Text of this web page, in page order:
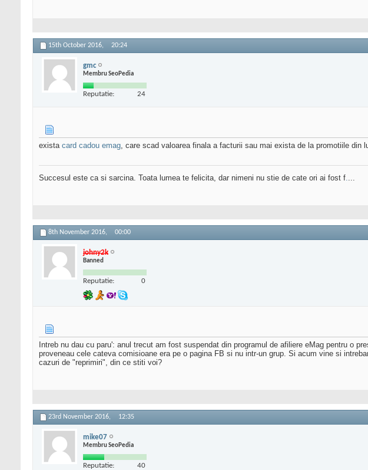
15th October 2016, 20:24
gmc
Membru SeoPedia
Reputatie: 24
exista card cadou emag, care scad valoarea finala a facturii sau mai exista de la promotiile din
Succesul este ca si sarcina. Toata lumea te felicita, dar nimeni nu stie de cate ori ai fost f....
8th November 2016, 00:00
johny2k
Banned
Reputatie: 0
Intreb nu dau cu paru': anul trecut am fost suspendat din programul de afiliere eMag pentru o
proveneau cele cateva comisioane era pe o pagina FB si nu intr-un grup. Si acum vine si
cazuri de "reprimiri", din ce stiti voi?
23rd November 2016, 12:35
mike07
Membru SeoPedia
Reputatie: 40